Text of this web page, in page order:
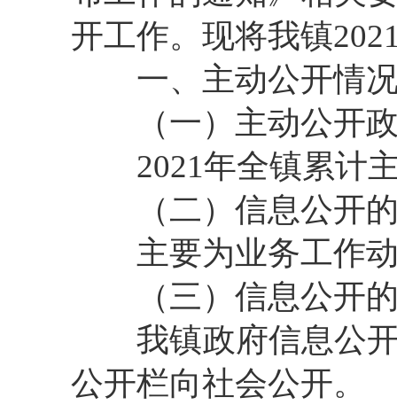
开工作。现将我镇
一、主动公开情
（一）主动公开
2021年全镇累计
（二）信息公开
主要为业务工作
（三）信息公开
我镇政府信息公
公开栏向社会公开。